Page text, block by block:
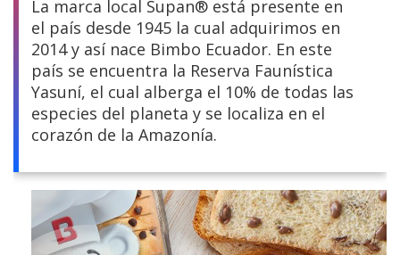
La marca local Supan® está presente en
el país desde 1945 la cual adquirimos en
2014 y así nace Bimbo Ecuador. En este
país se encuentra la Reserva Faunística
Yasuní, el cual alberga el 10% de todas las
especies del planeta y se localiza en el
corazón de la Amazonía.